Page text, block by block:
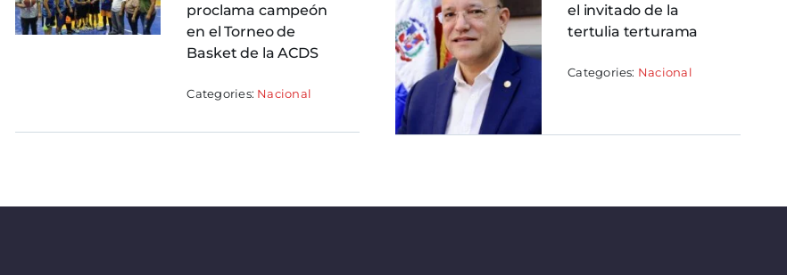
proclama campeón
en el Torneo de
Basket de la ACDS
Categories: Nacional
el invitado de la
tertulia terturama
Categories: Nacional